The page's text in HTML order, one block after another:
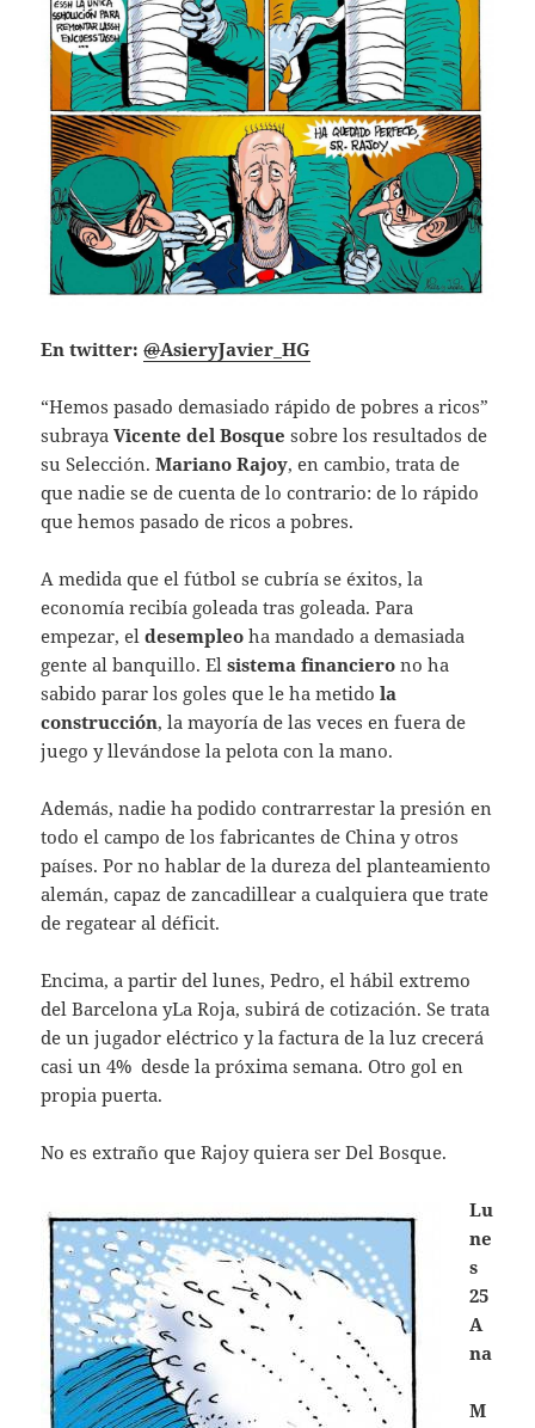
En twitter:@AsieryJavier_HG
“Hemos pasado demasiado rápido de pobres a ricos”
subrayaVicente del Bosque sobre los resultados de
su Selección.Mariano Rajoy, en cambio, trata de
que nadie se de cuenta de lo contrario: de lo rápido
que hemos pasado de ricos a pobres.
A medida que el fútbol se cubría se éxitos, la
economía recibía goleada tras goleada. Para
empezar, eldesempleo ha mandado a demasiada
gente al banquillo. Elsistema financiero no ha
sabido parar los goles que le ha metidola
construcción, la mayoría de las veces en fuera de
juego y llevándose la pelota con la mano.
Además, nadie ha podido contrarrestar la presión en
todo el campo de los fabricantes de China y otros
países. Por no hablar de la dureza del planteamiento
alemán, capaz de zancadillear a cualquiera que trate
de regatear al déficit.
Encima, a partir del lunes, Pedro, el hábil extremo
del Barcelona yLa Roja, subirá de cotización. Se trata
de un jugador eléctrico y la factura de la luz crecerá
casi un 4% desde la próxima semana. Otro gol en
propia puerta.
No es extraño que Rajoy quiera ser Del Bosque.
Lu
ne
s
25
A
na
M